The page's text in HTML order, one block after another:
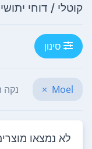
קוטלי / דוחי
סינון
Moel
× נקה
לא נמצאו